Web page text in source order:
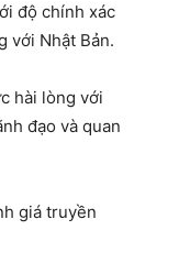
độ chính xác
với Nhật Bản.
hài lòng với
đạo và quan
giá truyền